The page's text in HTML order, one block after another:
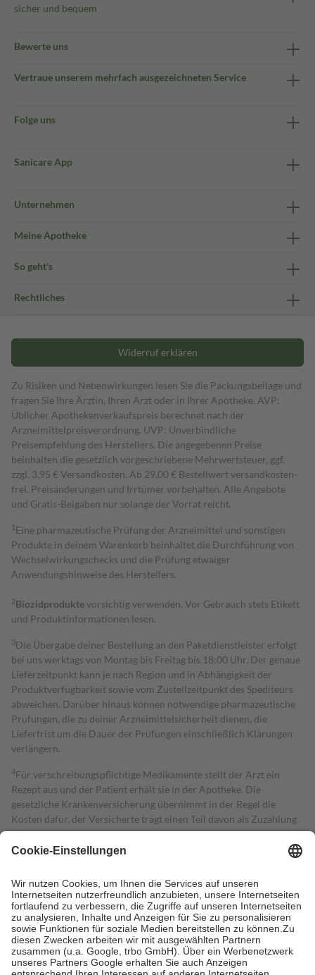
sicher und bequem
Bewerte uns
Vertraue unserem mehrfach ausgezeichneten Service
Folge uns
Sanicare App
Unternehmen
Meine Apotheke
So geht's
Rechtliches
Widerruf erklären
Zu Risiken und Nebenwirkungen lesen Sie die Packungsbeilage und
fragen Sie Ihre Ärztin, Ihren Arzt oder in Ihrer Apotheke. AVP:
Üblicher Apothekenverkaufspreis berechnet nach der
Arzneimittelpreisverordnung. UVP: Unverbindliche
Preisempfehlung des Herstellers. Die angegebenen Preise
beinhalten die gesetzlich vorgeschriebene Mehrwertsteuer, ggf.
zzgl. 3,95 € Versandkosten. Ab 29,00 € Bestell­wert versand­kosten­
frei. Preisänderungen und Irrtümer vorbehalten. Alle Angebote
und Gratis-Beigaben nur solange der Vorrat reicht.
1 Eine pharmazeutische Prüfung der Arzneimittel und sonstigen
Produkte in deinem Warenkorb beinhaltet die Durchführung von
Wechselwirkungschecks und die Prüfung etwaiger
Anwendungshinweise des Herstellers.
2Biozidproduktevorsichtig verwenden. Vor Gebrauch stets Etikett
und Produktinformationen lesen.
3Die Übergabe deiner Bestellung an den Paketdienstleister erfolgt
bei uns werktags von Montag bis Freitag bis 18:00 Uhr. Der genaue
Lieferzeitpunkt kann je nach Region und in Abhängigkeit der
Produktverfügbarkeit sowie vom Zustellzeitpunkt des Spediteurs
abweichen. Darüber hinaus können notwendige pharmazeutische
Prüfungen, die zu deiner Arzneimittelsicherheit dienen, die
Lieferfrist um die Dauer der Prüfungen einschließlich Klärungen
verlängern.
4Für verschreibungspflichtige Medikamente stellt der Arzt ein
Rezept aus und der Patient erhält sie in der Apotheke. Die
gesetzliche Krankenversicherung übernimmt in der Regel die
Kosten dafür, der Versicherte trägt einen Teil davon als Zuzahlung
mit.
Grundsätzlich leisten Mitglieder Zuzahlungen in Höhe von zehn
höchstens zehn Euro.
Es sind jedoch nie mehr als die tatsächlichen
Kosten der Leistung zu entrichten.
Diese Regeln gelten grundsätzlich auch für Online-Apotheken.
Bei Heilmitteln und häuslicher Krankenpflege beträgt die
Zuzahlung zehn Prozent der Kosten sowie zehn Euro je
Verordnung.
Um das Engagement der Versicherten für ihre eigene Gesundheit zu